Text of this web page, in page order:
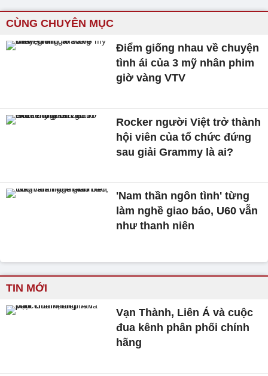
CÙNG CHUYÊN MỤC
Điểm giống nhau về chuyện
tình ái của 3 mỹ nhân phim
giờ vàng VTV
Rocker người Việt trở thành
hội viên của tổ chức đứng
sau giải Grammy là ai?
'Nam thần ngôn tình' từng
làm nghề giao báo, U60 vẫn
như thanh niên
TIN MỚI
Vạn Thành, Liên Á và cuộc
đua kênh phân phối chính
hãng